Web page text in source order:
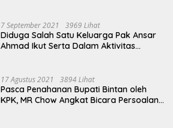
7 September 2021 3969 Lihat
Diduga Salah Satu Keluarga Pak Ansar
Ahmad Ikut Serta Dalam Aktivitas
17 Agustus 2021 3894 Lihat
Pasca Penahanan Bupati Bintan oleh
KPK, MR Chow Angkat Bicara Persoalan